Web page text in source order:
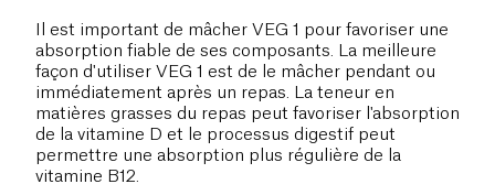
Il est important de mâcher VEG 1 pour favoriser une
absorption fiable de ses composants. La meilleure
façon d'utiliser VEG 1 est de le mâcher pendant ou
immédiatement après un repas. La teneur en
matières grasses du repas peut favoriser l'absorption
de la vitamine D et le processus digestif peut
permettre une absorption plus régulière de la
vitamine B12.